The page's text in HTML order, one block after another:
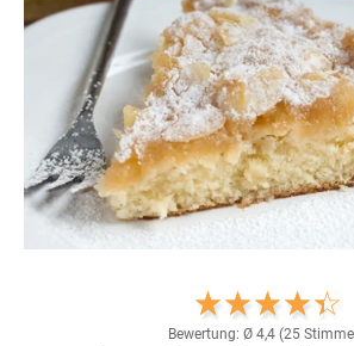
Bewertung: Ø 4,4(25